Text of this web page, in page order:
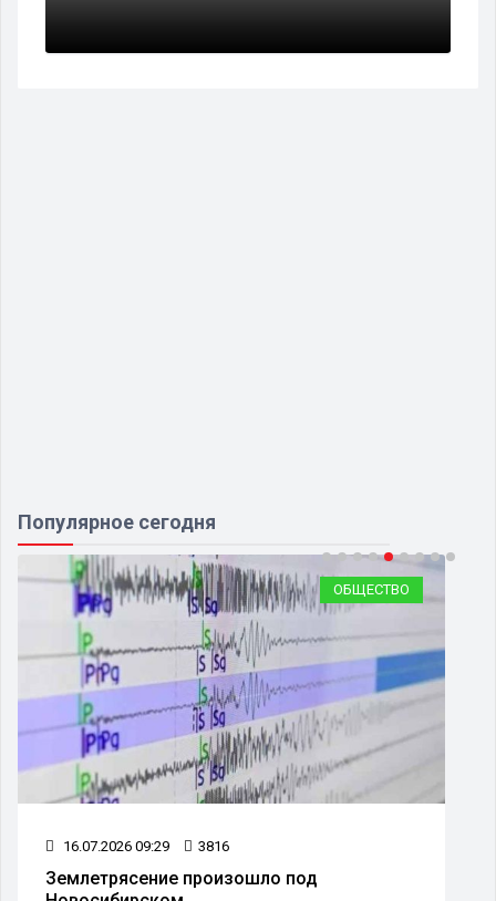
Популярное сегодня
ОБЩЕСТВО
16.07.2026 09:29 3816
Землетрясение произошло под